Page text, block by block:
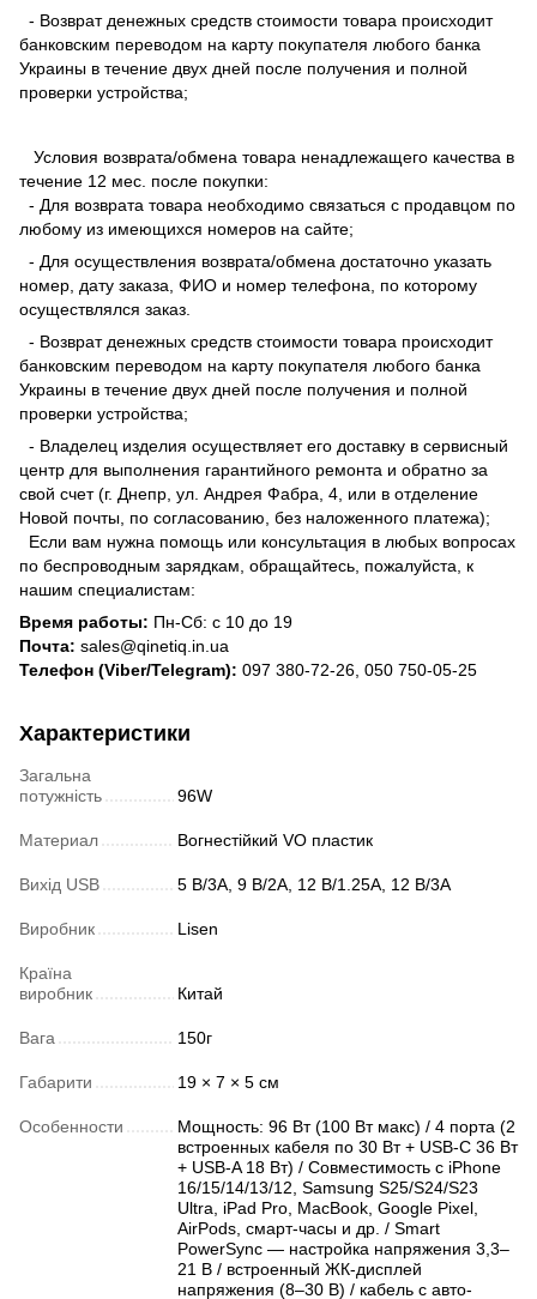
- Возврат денежных средств стоимости товара происходит
банковским переводом на карту покупателя любого банка
Украины в течение двух дней после получения и полной
проверки устройства;
Условия возврата/обмена товара ненадлежащего качества в
течение 12 мес. после покупки:
- Для возврата товара необходимо связаться с продавцом по
любому из имеющихся номеров на сайте;
- Для осуществления возврата/обмена достаточно указать
номер, дату заказа, ФИО и номер телефона, по которому
осуществлялся заказ.
- Возврат денежных средств стоимости товара происходит
банковским переводом на карту покупателя любого банка
Украины в течение двух дней после получения и полной
проверки устройства;
- Владелец изделия осуществляет его доставку в сервисный
центр для выполнения гарантийного ремонта и обратно за
свой счет (г. Днепр, ул. Андрея Фабра, 4, или в отделение
Новой почты, по согласованию, без наложенного платежа);
Если вам нужна помощь или консультация в любых вопросах
по беспроводным зарядкам, обращайтесь, пожалуйста, к
нашим специалистам:
Время работы: Пн-Сб: с 10 до 19
Почта: sales@qinetiq.in.ua
Телефон (Viber/Telegram): 097 380-72-26, 050 750-05-25
Характеристики
Загальна
потужність
96W
Материал Вогнестійкий VO пластик
Вихід USB 5 В/3A, 9 В/2A, 12 В/1.25A, 12 В/3А
Виробник Lisen
Країна
виробник
Китай
Вага 150г
Габарити 19 × 7 × 5 см
Особенности
Мощность: 96 Вт (100 Вт макс) / 4 порта (2
встроенных кабеля по 30 Вт + USB-C 36 Вт
+ USB-A 18 Вт) / Совместимость с iPhone
16/15/14/13/12, Samsung S25/S24/S23
Ultra, iPad Pro, MacBook, Google Pixel,
AirPods, смарт-часы и др. / Smart
PowerSync — настройка напряжения 3,3–
21 В / встроенный ЖК-дисплей
напряжения (8–30 В) / кабель с авто-